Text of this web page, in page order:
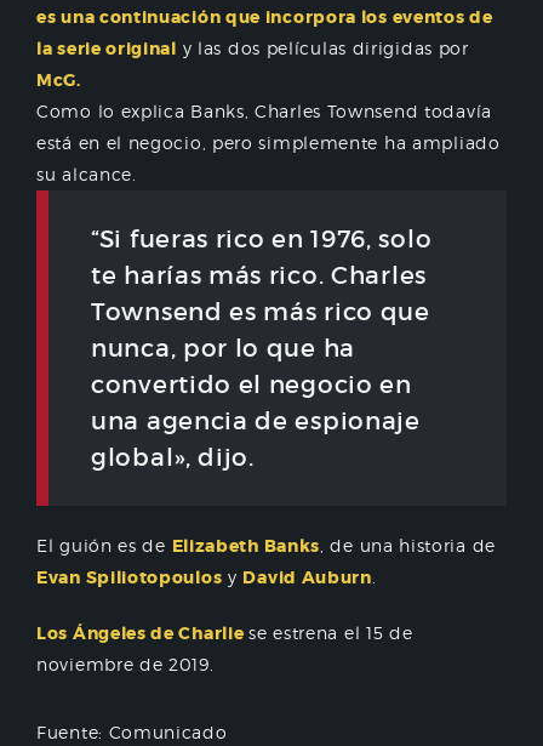
es una continuación que incorpora los eventos de
la serie original y las dos películas dirigidas por
McG.
Como lo explica Banks, Charles Townsend todavía
está en el negocio, pero simplemente ha ampliado
su alcance.
“Si fueras rico en 1976, solo
te harías más rico. Charles
Townsend es más rico que
nunca, por lo que ha
convertido el negocio en
una agencia de espionaje
global», dijo.
El guión es de Elizabeth Banks , de una historia de
Evan Spiliotopoulos y David Auburn
Los Ángeles de Charliese estrena el 15 de
noviembre de 2019.
Fuente: Comunicado